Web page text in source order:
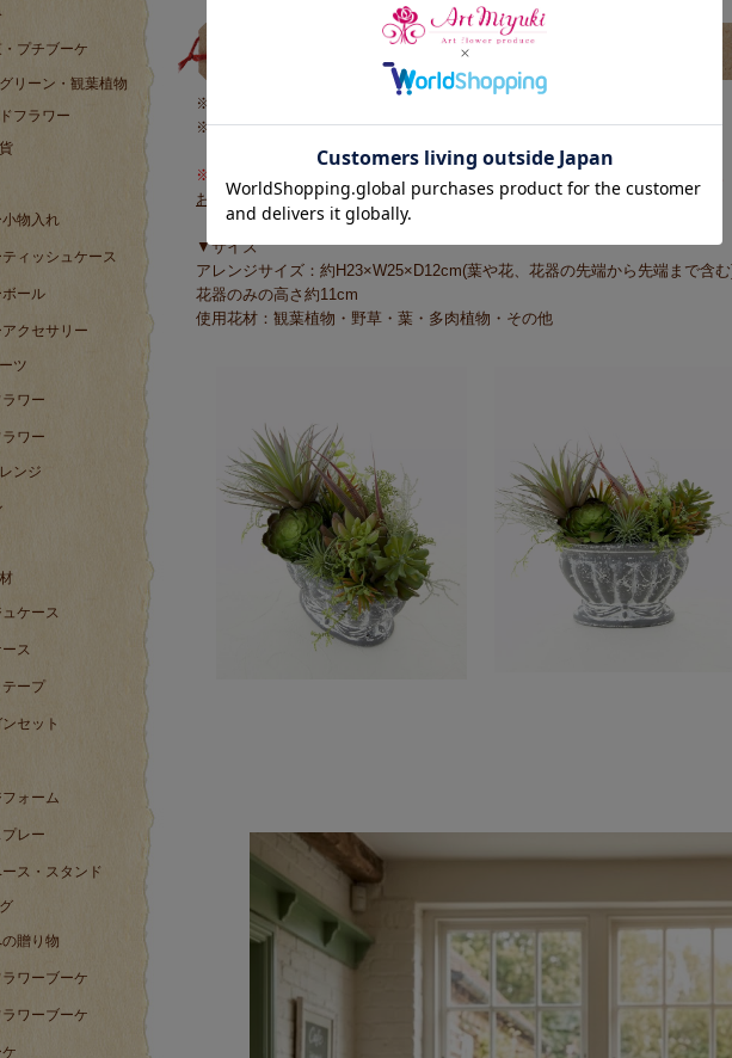
※インテリアグリーンはたくさん飾るのも素敵ですね。
※商品についてのお問い合わせはお気軽に！
※SALE・ご奉仕価格のため返品交換はできませんので予めご了承ください。
お問い合せはこちらから>>
▼サイズ
アレンジサイズ：約H23×W25×D12cm(葉や花、花器の先端から先端まで含
花器のみの高さ約11cm
使用花材：観葉植物・野草・葉・多肉植物・その他
・プチブーケ
リーン・観葉植物
フラワー
物入れ
ィッシュケース
ール
クセサリー
ツ
ワー
ワー
ンジ
ケース
ス
ープ
セット
ォーム
レー
ス・スタンド
贈り物
ワーブーケ
ワーブーケ